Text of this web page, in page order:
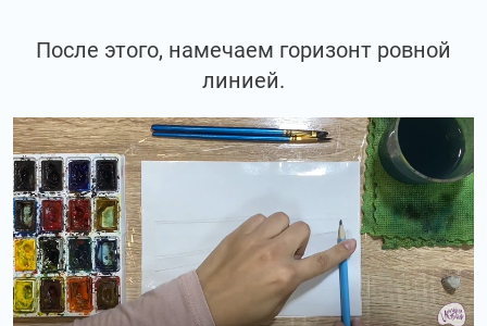
После этого, намечаем горизонт ровной
линией.